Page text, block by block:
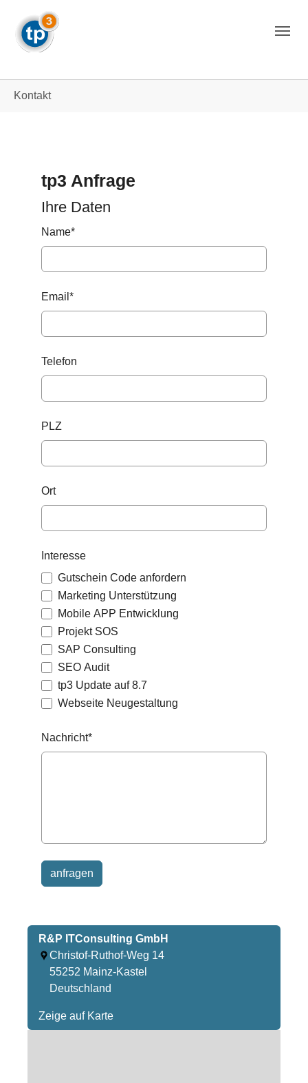
Kontakt
tp3 Anfrage
Ihre Daten
Name*
Email *
Telefon
PLZ
Ort
Interesse
Gutschein Code anfordern
Marketing Unterstützung
Mobile APP Entwicklung
Projekt SOS
SAP Consulting
SEO Audit
tp3 Update auf 8.7
Webseite Neugestaltung
Nachricht*
R&P ITConsulting GmbH
Christof-Ruthof-Weg 14
55252 Mainz-Kastel
Deutschland
Zeige auf Karte